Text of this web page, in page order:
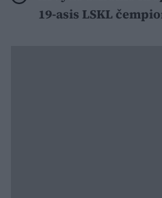
19-asis LSKL